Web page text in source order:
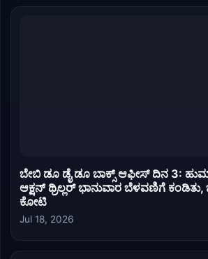
ಬೇಬಿ ಡೂ ಡೈ ಡೂ ಬಾಕ್ಸ್ ಆಫೀಸ್ ದಿನ 3:
ಆಕ್ಷನ್ ಥ್ರಿಲ್ಲರ್ ಭಾನುವಾರ ಬೆಳವಣಿಗೆ ಕಂಡಿತು,
ಕೋಟಿ
Jul 18, 2026